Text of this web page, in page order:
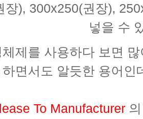
장), 300x250(권장),
넣을 수
제를 사용하다 보면
하면서도 알듯한 용어
To Manufacturer